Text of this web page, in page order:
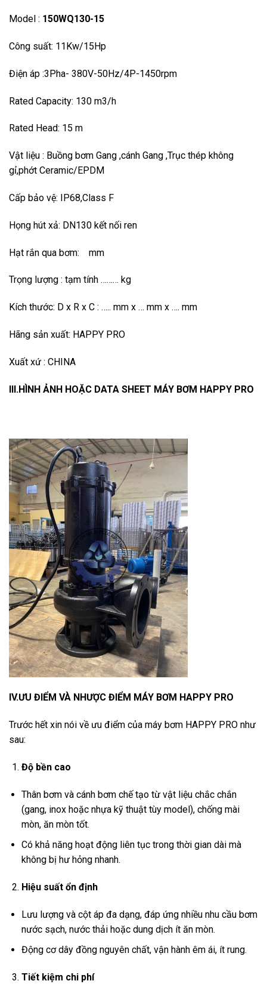
Model : 150WQ130-15
Công suất: 11Kw/15Hp
Điện áp :3Pha- 380V-50Hz/4P-1450rpm
Rated Capacity: 130 m3/h
Rated Head: 15 m
Vật liệu : Buồng bơm Gang ,cánh Gang ,Trục thép không
gỉ,phớt Ceramic/EPDM
Cấp bảo vệ: IP68,Class F
Họng hút xả: DN130 kết nối ren
Hạt rắn qua bơm: mm
Trọng lượng : tạm tính ……… kg
Kích thước: D x R x C : ….. mm x … mm x …. mm
Hãng sản xuất: HAPPY PRO
Xuất xứ : CHINA
III.HÌNH ẢNH HOẶC DATA SHEET MÁY BƠM HAPPY PRO
IV.ƯU ĐIỂM VÀ NHƯỢC ĐIỂM MÁY BƠM HAPPY PRO
Trước hết xin nói về ưu điểm của máy bơm HAPPY PRO như
sau:
Độ bền cao
Thân bơm và cánh bơm chế tạo từ vật liệu chắc chắn
(gang, inox hoặc nhựa kỹ thuật tùy model), chống mài
mòn, ăn mòn tốt.
Có khả năng hoạt động liên tục trong thời gian dài mà
không bị hư hỏng nhanh.
Hiệu suất ổn định
Lưu lượng và cột áp đa dạng, đáp ứng nhiều nhu cầu bơm
nước sạch, nước thải hoặc dung dịch ít ăn mòn.
Động cơ dây đồng nguyên chất, vận hành êm ái, ít rung.
Tiết kiệm chi phí